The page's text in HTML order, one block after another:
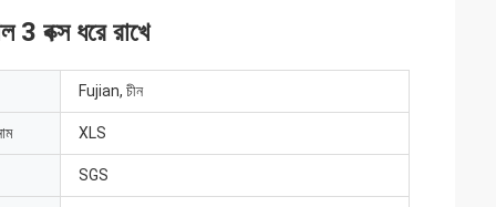
3 বক্স ধরে রাখে
Fujian, চীন
XLS
SGS